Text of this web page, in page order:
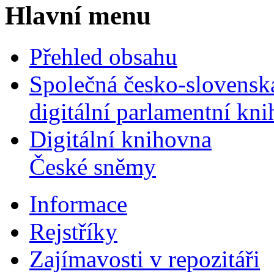
Hlavní menu
Přehled obsahu
Společná česko-
digitální parlamentní
Digitální knihovna
České sněmy
Informace
Rejstříky
Zajímavosti v repozitáři